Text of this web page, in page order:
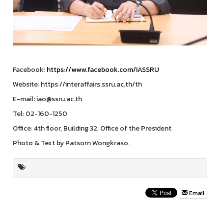
Facebook:https://www.facebook.com/IASSRU
Website: https://interaffairs.ssru.ac.th/th
E-mail: iao@ssru.ac.th
Tel: 02-160-1250
Office: 4th floor, Building 32, Office of the President
Photo & Text by Patsorn Wongkraso.
Email